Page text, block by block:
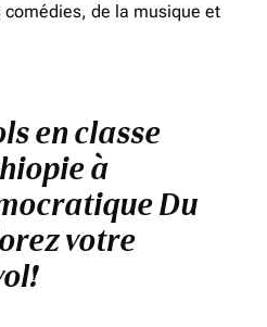
de la musique et
en classe
à
Du
votre